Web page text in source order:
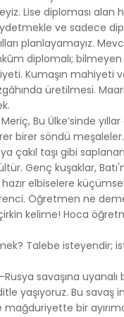
Lise diploması alan
ve sadece
planlayamayız.
diplomalı;
Kumaşın mahiyeti
üretilmesi.
Bu Ülke’sinde
birer söndü
çakıl taşı gibi saplanan
Genç kuşaklar,
elbiselere
Öğretmen ne
kelime! Hoca
Talebe isteyendir;
savaşına uyanalı
yaşıyoruz. Bu savaş
bir